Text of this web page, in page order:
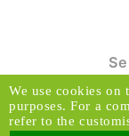
© 2026
We use cookies on
purposes. For a
refer to the